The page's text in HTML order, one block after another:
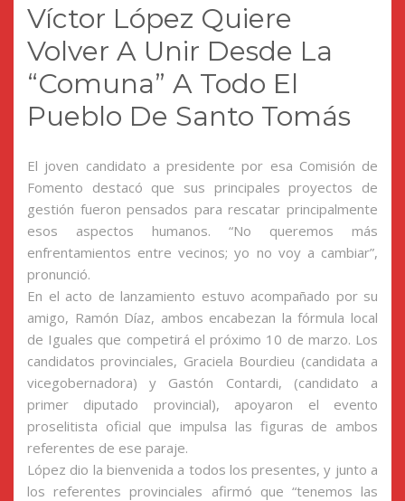
Víctor López Quiere
Volver A Unir Desde La
“comuna” A Todo El
Pueblo De Santo Tomás
El joven candidato a presidente por esa Comisión de
Fomento destacó que sus principales proyectos de
gestión fueron pensados para rescatar principalmente
esos aspectos humanos. “No queremos más
enfrentamientos entre vecinos; yo no voy a cambiar”,
pronunció.
En el acto de lanzamiento estuvo acompañado por su
amigo, Ramón Díaz, ambos encabezan la fórmula local
de Iguales que competirá el próximo 10 de marzo. Los
candidatos provinciales, Graciela Bourdieu (candidata a
vicegobernadora) y Gastón Contardi, (candidato a
primer diputado provincial), apoyaron el evento
proselitista oficial que impulsa las figuras de ambos
referentes de ese paraje.
López dio la bienvenida a todos los presentes, y junto a
los referentes provinciales afirmó que “tenemos las